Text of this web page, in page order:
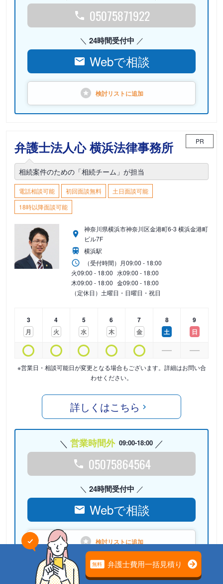
05075871922
24時間受付中
Webで相談
検討リストに追加
弁護士法人心 横浜法律事務所 PR
相続案件のための「相続チーム」が担当
電話相談可能 初回面談無料
土日面談可能
18時以降面談可能
神奈川県横浜市神奈川区金港町6-3 横浜金港町
ビル7F
横浜駅
（受付時間） 月09:00 - 18:00
火09:00 - 18:00 水09:00 - 18:00
木09:00 - 18:00 金09:00 - 18:00
（定休日）土曜日・日曜日・祝日
3
月
4
火
5
水
6
木
7
金
8
土
9
日
※営業日・相談可能日が変更となる場合もございます。詳細はお問い合
わせください。
詳しくはこちら
営業時間外 09:00-18:00
05075864564
24時間受付中
Webで相談
検討リストに追加